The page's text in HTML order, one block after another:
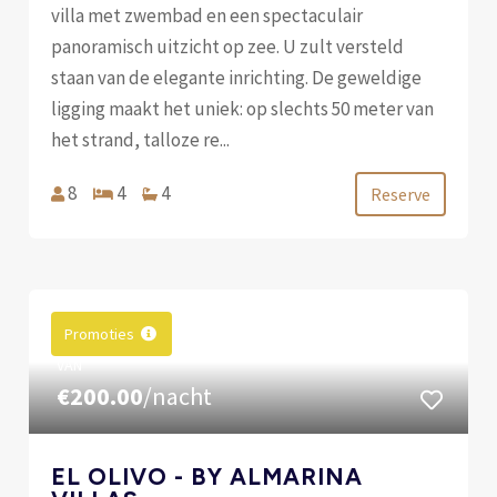
villa met zwembad en een spectaculair
panoramisch uitzicht op zee. U zult versteld
staan ​​van de elegante inrichting. De geweldige
ligging maakt het uniek: op slechts 50 meter van
het strand, talloze re...
8 4 4 Reserve
Promoties
€200.00/nacht
EL OLIVO - BY ALMARINA